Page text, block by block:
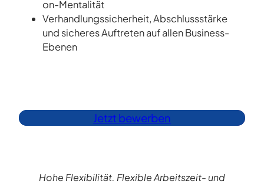
on-Mentalität
Verhandlungssicherheit, Abschlussstärke
und sicheres Auftreten auf allen Business-
Ebenen
Jetzt bewerben
Hohe Flexibilität. Flexible Arbeitszeit- und